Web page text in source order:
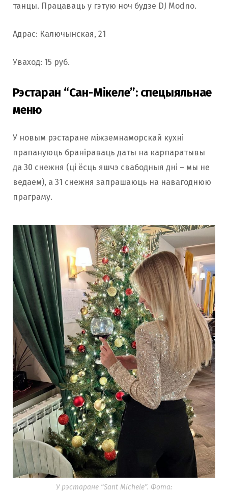
танцы. Працаваць у гэтую ноч будзе DJ Modno.
Адрас: Калючынская, 21
Уваход: 15 руб.
Рэстаран “Сан-Мікеле”: спецыяльнае
меню
У новым рэстаране міжземнаморскай кухні
прапануюць браніраваць даты на карпаратывы
да 30 снежня (ці ёсць яшчэ свабодныя дні – мы не
ведаем), а 31 снежня запрашаюць на навагоднюю
праграму.
У рэстаране “Sant Michele”. Фота: